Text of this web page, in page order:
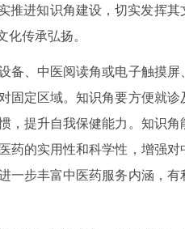
推进知识角建设，切实发挥其
传承弘扬。
备、中医阅读角或电子触摸屏
固定区域。知识角要方便就诊
，提升自我保健能力。知识角
药的实用性和科学性，增强对
一步丰富中医药服务内涵，有